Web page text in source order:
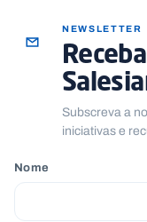
NEWSLETTER
Subscreva a
iniciativas e
Nome